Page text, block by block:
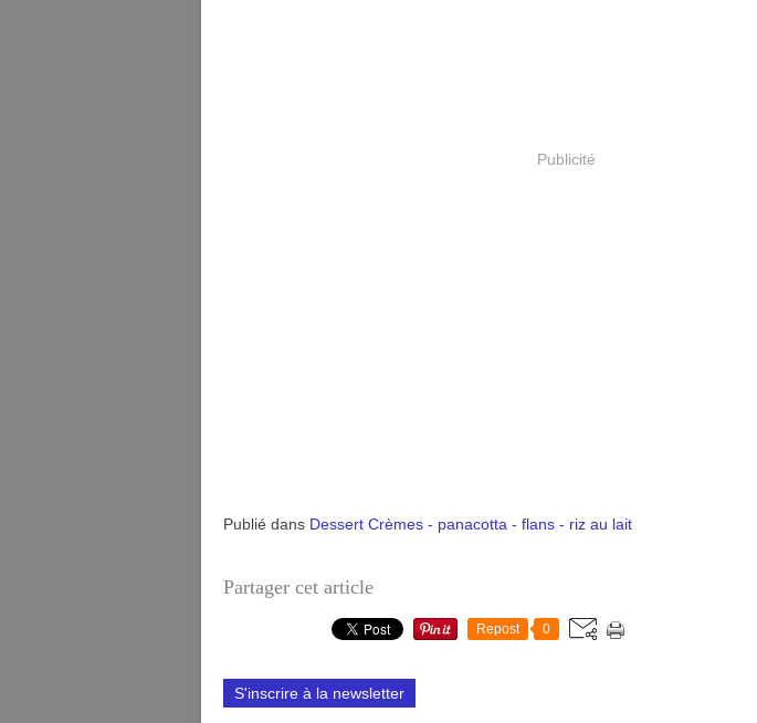
Publicité
Publié dans Dessert Crèmes - panacotta - flans - riz au lait
Partager cet article
Repost 0
S'inscrire à la newsletter